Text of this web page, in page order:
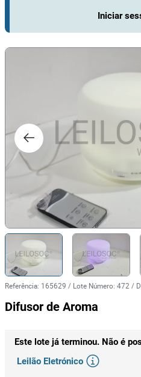
Iniciar
Referência: 165629 / Lote Número: 472 /
Difusor de Aroma
Este lote já terminou. Não é
Leilão Eletrónico